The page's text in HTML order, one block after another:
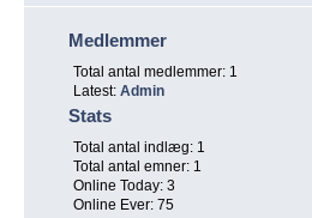
Medlemmer
Total antal medlemmer: 1
Latest: Admin
Stats
Total antal indlæg: 1
Total antal emner: 1
Online Today: 3
Online Ever: 75